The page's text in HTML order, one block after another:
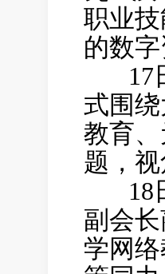
职业
的数字
17日
式围
教育
题，
18日
副会
学网